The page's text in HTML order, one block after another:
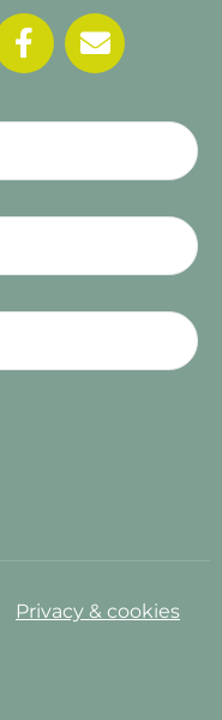
Privacy & cookies